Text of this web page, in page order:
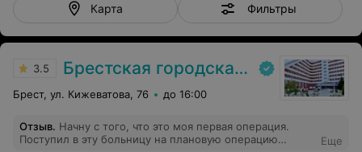
Карта Фильтры
3.5 Брестская городская больница № 1
Брест, ул. Кижеватова, 76 до 16:00
Отзыв. Начну с того, что это моя первая операция.
Поступил в эту больницу на плановую операцию
Еще